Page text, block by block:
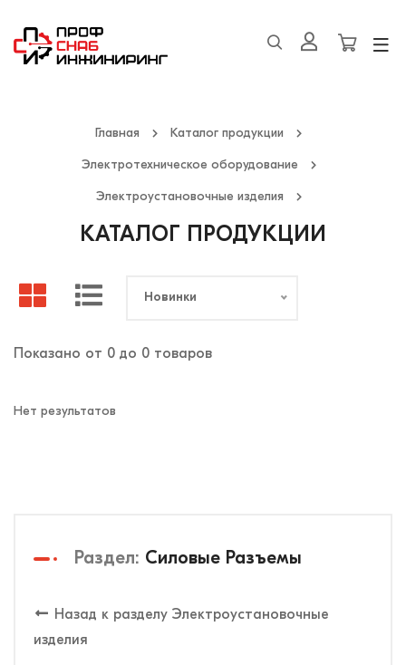
Главная Каталог продукции
Электротехническое оборудование
Электроустановочные изделия
КАТАЛОГ ПРОДУКЦИИ
Новинки
Показано от 0 до 0 товаров
Нет результатов
Раздел: Силовые Разъемы
Назад к разделу Электроустановочные
изделия